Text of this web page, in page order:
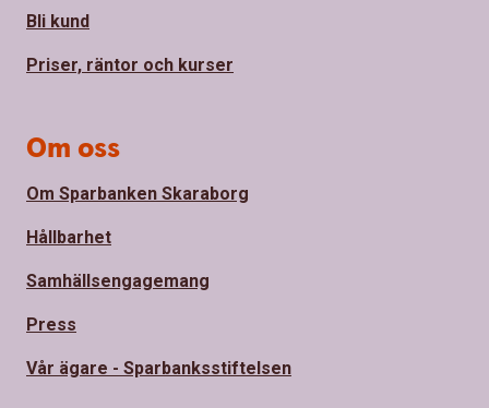
Bli kund
Priser, räntor och kurser
Om oss
Om Sparbanken Skaraborg
Hållbarhet
Samhällsengagemang
Press
Vår ägare - Sparbanksstiftelsen